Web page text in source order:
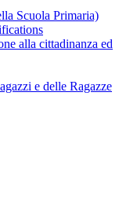
Scuola Primaria)
alla cittadinanza ed
e delle Ragazze